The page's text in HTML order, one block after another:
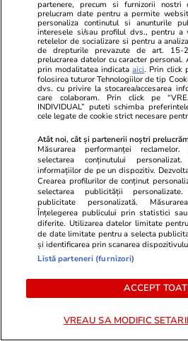
GSP.RO
Fosta gimnastă a încins
Instagramul din Vietnam.
provocatoare care a atras
privirile
PARTENERI
partenere, precum si furnizorii
prelucram date pentru a permite
personaliza continutul si anunturile
interesele si/sau profilul dvs., pentru a
retelelor de socializare si pentru a
de drepturile prevazute de art. 15-
prelucrarea datelor cu caracter
prin modalitatea indicataaici. Prin click
folosirea tuturor Tehnologiilor de tip
dvs. cu privire la stocarea/accesarea
care colaboram. Prin click pe
INDIVIDUAL” puteti schimba
cele legate de cookie strict necesare
Atât noi, cât și partenerii noștri
Măsurarea performanței
selectarea conținutului
informațiilor de pe un dispozitiv.
Crearea profilurilor de conținut
selectarea publicității
publicitate personalizată.
Înțelegerea publicului prin statistici
diferite. Utilizarea datelor limitate
de date limitate pentru a selecta
și identificarea prin scanarea
Listă parteneri (furnizori)
ACCEPT
VREAU SA MODIFIC